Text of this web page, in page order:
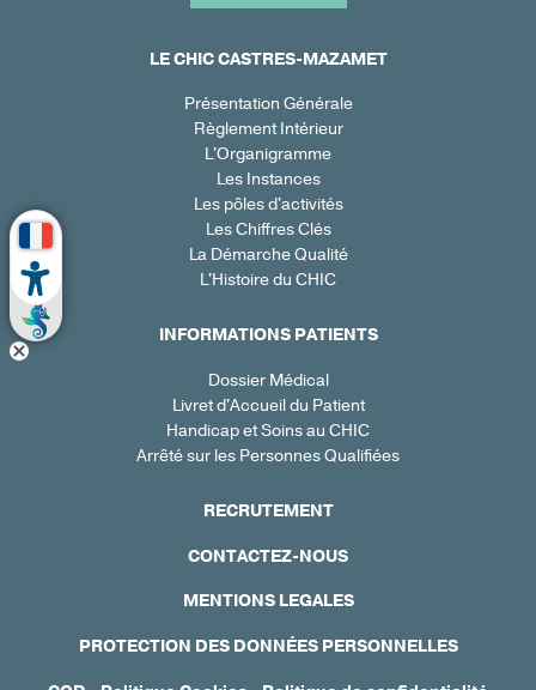
LE CHIC CASTRES-MAZAMET
Présentation Générale
Règlement Intérieur
L'Organigramme
Les Instances
Les pôles d'activités
Les Chiffres Clés
La Démarche Qualité
L'Histoire du CHIC
INFORMATIONS PATIENTS
Dossier Médical
Livret d'Accueil du Patient
Handicap et Soins au CHIC
Arrêté sur les Personnes Qualifiées
RECRUTEMENT
CONTACTEZ-NOUS
MENTIONS LEGALES
PROTECTION DES DONNÉES PERSONNELLES